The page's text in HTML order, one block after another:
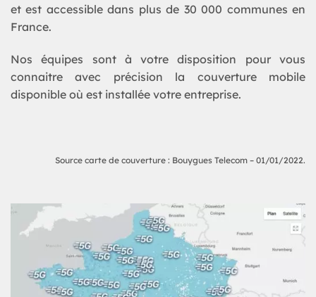
et est accessible dans plus de 30 000 communes en
France.
Nos équipes sont à votre disposition pour vous
connaitre avec précision la couverture mobile
disponible où est installée votre entreprise.
Source carte de couverture : Bouygues Telecom – 01/01/2022.